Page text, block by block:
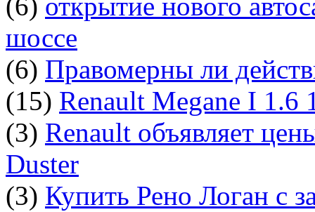
шоссе
(6) Правомерны ли
(15) Renault Megane I 1.6
(3) Renault объявляет
Duster
(3) Купить Рено Логан с